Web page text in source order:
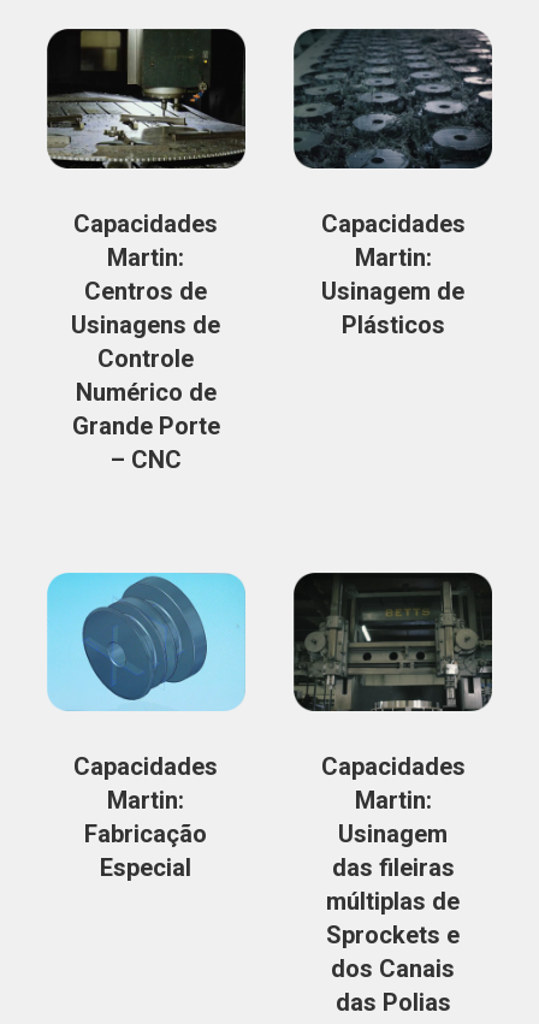
Capacidades
Martin:
Centros de
Usinagens de
Controle
Numérico de
Grande Porte
– CNC
Capacidades
Martin:
Usinagem de
Plásticos
Capacidades
Martin:
Fabricação
Especial
Capacidades
Martin:
Usinagem
das fileiras
múltiplas de
Sprockets e
dos Canais
das Polias